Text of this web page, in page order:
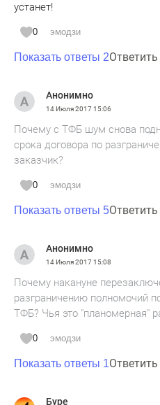
устанет!
0 эмодзи
Показать ответы 2Ответить
Анонимно
14 Июля 201715:06
Почему с ТФБ шум снова
срока договора по
заказчик?
0 эмодзи
Показать ответы 5Ответить
Анонимно
14 Июля 201715:08
Почему накануне
разграничению полномочий
ТФБ? Чья это "планомерная"
0 эмодзи
Показать ответы 1Ответить
Буре